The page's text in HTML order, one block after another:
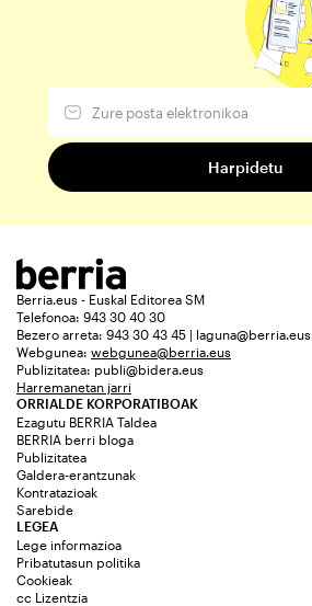
Berria.eus - Euskal Editorea SM
Telefonoa: 943 30 40 30
Bezero arreta: 943 30 43 45 | laguna@berria.eus
Webgunea: webgunea@berria.eus
Publizitatea: publi@bidera.eus
Harremanetan jarri
ORRIALDE KORPORATIBOAK
Ezagutu BERRIA Taldea
BERRIA berri bloga
Publizitatea
Galdera-erantzunak
Kontratazioak
Sarebide
LEGEA
Lege informazioa
Pribatutasun politika
Cookieak
cc Lizentzia